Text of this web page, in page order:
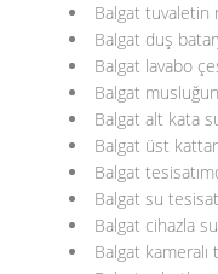
Balgat tuvaletin
Balgat duş
Balgat lavabo
Balgat
Balgat alt kata
Balgat üst
Balgat
Balgat su
Balgat cihazla
Balgat kameralı